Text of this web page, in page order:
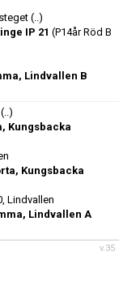
(..)
IP 21 (P14år Röd B
Lindvallen B
(..)
Kungsbacka
Kungsbacka
Lindvallen
Lindvallen A
v.35